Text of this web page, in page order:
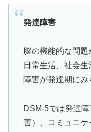
発達障害
脳の機能的な問題
日常生活、社会
障害が発達期にみ
DSM-5では発達
害）、コミュニケ